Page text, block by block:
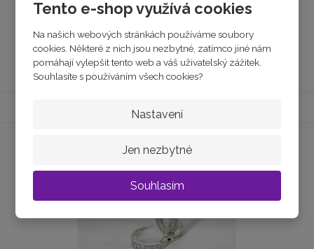
Tento e-shop využívá cookies
Na našich webových stránkách používáme soubory
cookies. Některé z nich jsou nezbytné, zatímco jiné nám
pomáhají vylepšit tento web a váš uživatelský zážitek.
Souhlasíte s používáním všech cookies?
Nastavení
Jen nezbytné
Souhlasím
490 Kč
Koupit